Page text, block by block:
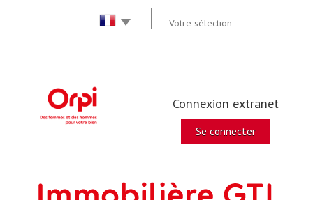
Votre sélection
Connexion extranet
Se connecter